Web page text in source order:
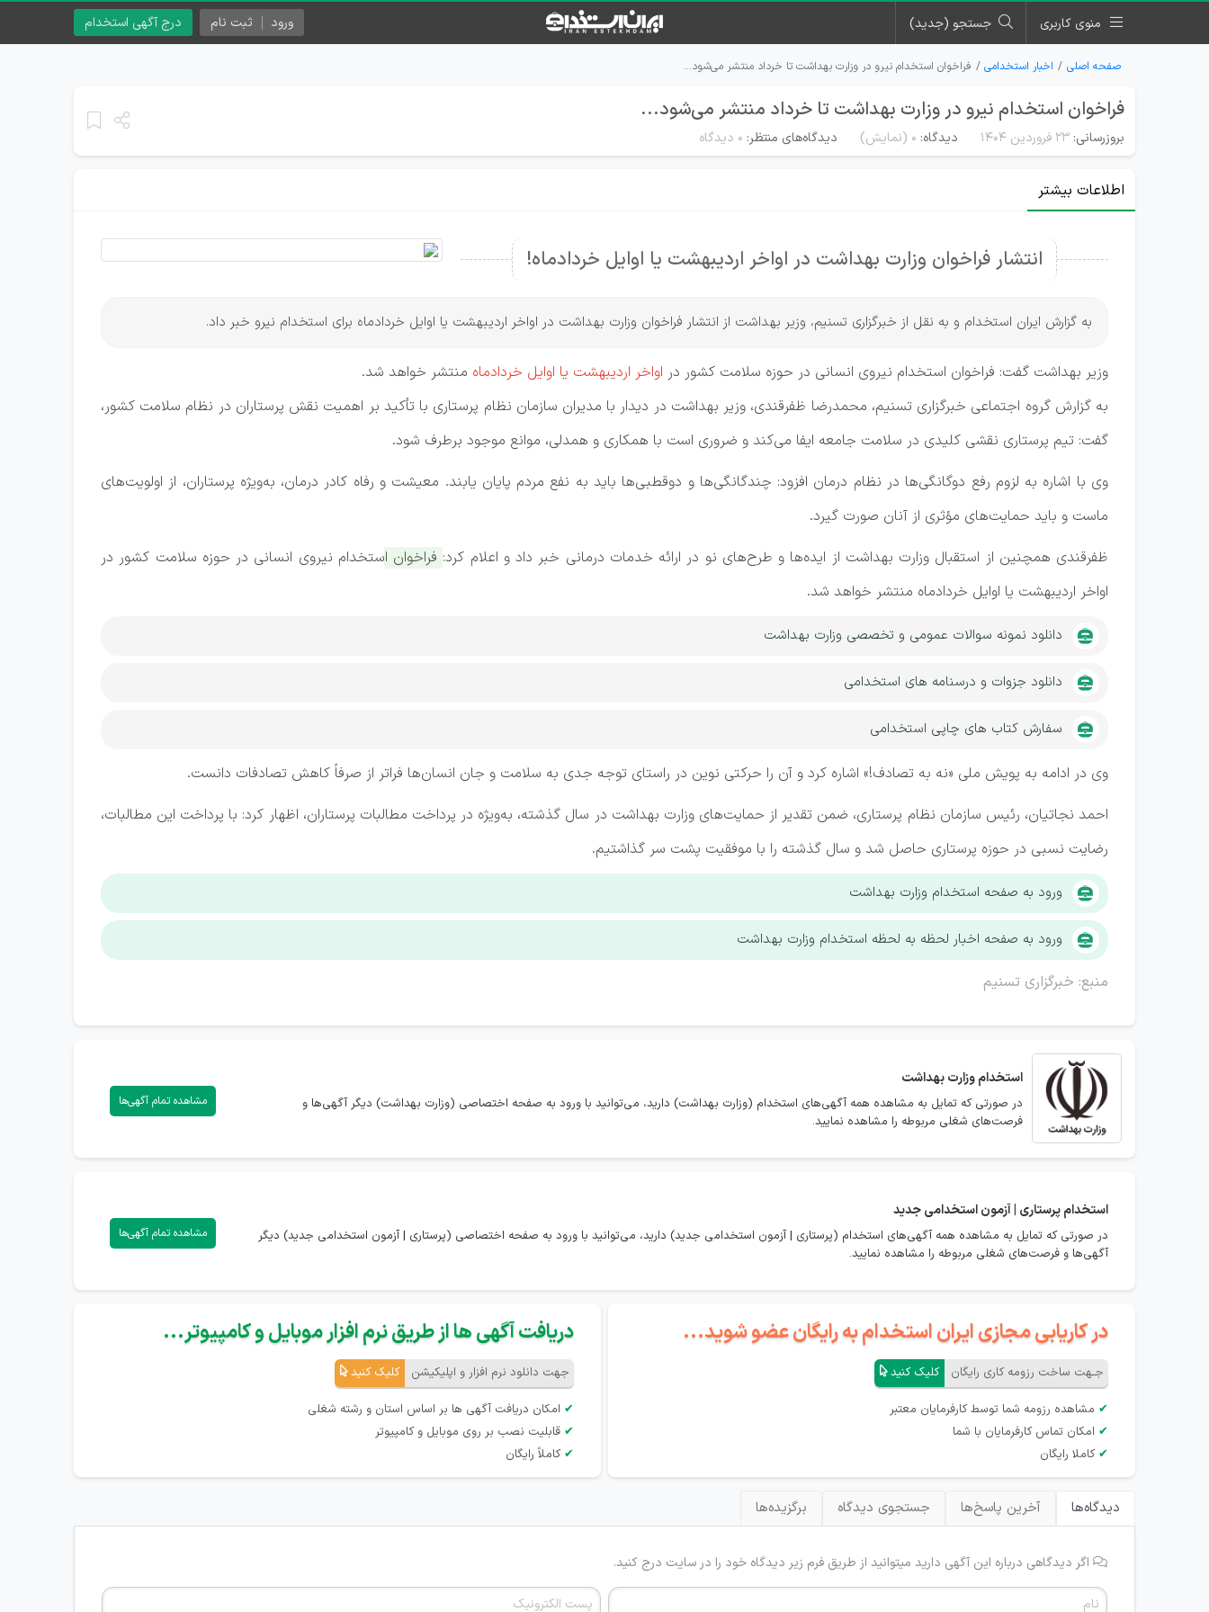
منوی کاربری جستجو (جدید) درج آگهی استخدام ورود ثبت نام
صفحه اصلی اخبار استخدامی فراخوان استخدام نیرو در وزارت بهداشت تا خرداد منتشر می‌شود...
فراخوان استخدام نیرو در وزارت بهداشت تا خرداد منتشر می‌شود...
بروزرسانی: ۲۳ فروردین ۱۴۰۴ دیدگاه: 0 (نمایش) دیدگاه‌های منتظر: ۰ دیدگاه
اطلاعات بیشتر
انتشار فراخوان وزارت بهداشت در اواخر اردیبهشت یا اوایل خردادماه!
به گزارش ایران استخدام و به نقل از خبرگزاری تسنیم، وزیر بهداشت از انتشار فراخوان وزارت بهداشت در اواخر اردیبهشت یا اوایل خردادماه برای استخدام نیرو خبر داد.
وزیر بهداشت گفت: فراخوان استخدام نیروی انسانی در حوزه سلامت کشور در اواخر اردیبهشت یا اوایل خردادماه منتشر خواهد شد.
به گزارش گروه اجتماعی خبرگزاری تسنیم، محمدرضا ظفرقندی، وزیر بهداشت در دیدار با مدیران سازمان نظام پرستاری با تأکید بر اهمیت نقش پرستاران در نظام سلامت کشور،
گفت: تیم پرستاری نقشی کلیدی در سلامت جامعه ایفا می‌کند و ضروری است با همکاری و همدلی، موانع موجود برطرف شود.
وی با اشاره به لزوم رفع دوگانگی‌ها در نظام درمان افزود: چندگانگی‌ها و دوقطبی‌ها باید به نفع مردم پایان یابند. معیشت و رفاه کادر درمان، به‌ویژه پرستاران، از اولویت‌های
ماست و باید حمایت‌های مؤثری از آنان صورت گیرد.
ظفرقندی همچنین از استقبال وزارت بهداشت از ایده‌ها و طرح‌های نو در ارائه خدمات درمانی خبر داد و اعلام کرد: فراخوان استخدام نیروی انسانی در حوزه سلامت کشور در
اواخر اردیبهشت یا اوایل خردادماه منتشر خواهد شد.
دانلود نمونه سوالات عمومی و تخصصی وزارت بهداشت
دانلود جزوات و درسنامه های استخدامی
سفارش کتاب های چاپی استخدامی
وی در ادامه به پویش ملی «نه به تصادف!» اشاره کرد و آن را حرکتی نوین در راستای توجه جدی به سلامت و جان انسان‌ها فراتر از صرفاً کاهش تصادفات دانست.
احمد نجاتیان، رئیس سازمان نظام پرستاری، ضمن تقدیر از حمایت‌های وزارت بهداشت در سال گذشته، به‌ویژه در پرداخت مطالبات پرستاران، اظهار کرد: با پرداخت این مطالبات،
رضایت نسبی در حوزه پرستاری حاصل شد و سال گذشته را با موفقیت پشت سر گذاشتیم.
ورود به صفحه استخدام وزارت بهداشت
ورود به صفحه اخبار لحظه به لحظه استخدام وزارت بهداشت
منبع: خبرگزاری تسنیم
استخداموزارت بهداشت
در صورتی که تمایل به مشاهده همه آگهی‌های استخدام (وزارت بهداشت) دارید، می‌توانید با ورود به صفحه اختصاصی (وزارت بهداشت) دیگر آگهی‌ها و
فرصت‌های شغلی مربوطه را مشاهده نمایید.
مشاهده تمام آگهی‌ها
استخدامپرستاری | آزمون استخدامی جدید
در صورتی که تمایل به مشاهده همه آگهی‌های استخدام (پرستاری | آزمون استخدامی جدید) دارید، می‌توانید با ورود به صفحه اختصاصی (پرستاری | آزمون استخدامی جدید) دیگر
آگهی‌ها و فرصت‌های شغلی مربوطه را مشاهده نمایید.
مشاهده تمام آگهی‌ها
در کاریابی مجازی ایران استخدام به رایگان عضو شوید...
جـهت ساخت رزومه کاری رایگان کلیک کنید
✔ مشاهده رزومه شما توسط کارفرمایان معتبر
✔ امکان تماس کارفرمایان با شما
✔ کاملا رایگان
دریافت آگهی ها از طریق نرم افزار موبایل و کامپیوتر...
جهت دانلود نرم افزار و اپلیکیشن کلیک کنید
✔ امکان دریافت آگهی ها بر اساس استان و رشته شغلی
✔ قابلیت نصب بر روی موبایل و کامپیوتر
✔ کاملاً رایگان
دیدگاه‌ها آخرین پاسخ‌ها جستجوی دیدگاه برگزیده‌ها
اگر دیدگاهی درباره این آگهی دارید میتوانید از طریق فرم زیر دیدگاه خود را در سایت درج کنید.